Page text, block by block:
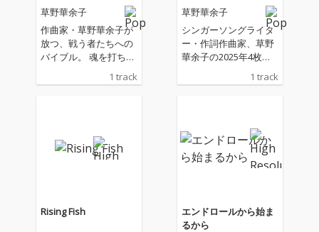
草野華余子
作曲家・草野華余子が
放つ、戦う者たちへの
バイブル。 魂を打ち抜
「タマシイドライブ」
数々のヒット曲を創り
出してきたシンガーソ
好家である彼女が、卓
球メーカー・バタフラ
1 track
草野華余子
シンガーソングライタ
ー・作詞作曲家、草野
華余子の2025年4枚目
の配信リリースシング
ル。「一筋縄じゃいか
人生を如何に笑い飛ば
しながら楽しめるの
か。草野なりの人生
1 track
Rising Fish
エンドロールから始ま
るから